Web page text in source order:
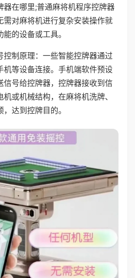
器在哪里;普通麻将机程序控牌器
需对麻将机进行复杂安装操作就
的设备或工具。
控制原理：一些智能控牌器通过
机等设备连接。手机端软件预设
信号给控牌器，控牌器接收到信
或机械结构，在麻将机洗牌、
达到控牌目的。